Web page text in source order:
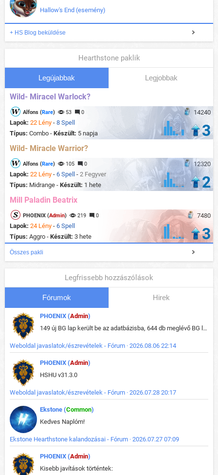
Hallow's End (esemény)
+ HS Blog beküldése
Hearthstone paklik
Legújabbak Legjobbak
Wild- Miracel Warlock?
14240
Alfons (Rare) 53 0
Lapok: 22 Lény - 8 Spell
Típus: Combo - Készült: 5 napja 3
Wild- Miracle Warrior?
12320
Alfons (Rare) 105 0
Lapok: 22 Lény - 6 Spell - 2 Fegyver
Típus: Midrange - Készült: 1 hete 2
Mill Paladin Beatrix
7480
PHOENIX (Admin) 219 0
Lapok: 24 Lény - 6 Spell
Típus: Aggro - Készült: 3 hete 3
Összes pakli
Legfrissebb hozzászólások
Fórumok Hirek
PHOENIX (Admin)
149 új BG lap került be az adatbázisba, 644 db meglévő BG lap módosult, bekerültek az új képek a megváltozott lapokhoz is.
Weboldal javaslatok/észrevételek - Fórum · 2026.08.06 22:14
PHOENIX (Admin)
HSHU v31.3.0
Weboldal javaslatok/észrevételek - Fórum · 2026.07.28 20:17
Ekstone (Common)
Kedves Naplóm!
Ekstone Hearthstone kalandozásai - Fórum · 2026.07.27 07:09
PHOENIX (Admin)
Kisebb javítások történtek: